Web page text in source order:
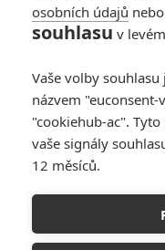
neobvyklou záležitost.
černoškou a bojoval proti
Obsazení
svobodu
osobních údajů
souhlasu v
Vaše volby
názvem
"cookiehub-ac".
vaše signály
12 měsíců.